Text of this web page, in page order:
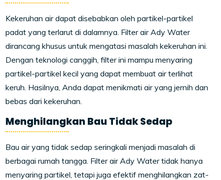
Kekeruhan air dapat disebabkan oleh partikel-partikel
padat yang terlarut di dalamnya. Filter air Ady Water
dirancang khusus untuk mengatasi masalah kekeruhan ini.
Dengan teknologi canggih, filter ini mampu menyaring
partikel-partikel kecil yang dapat membuat air terlihat
keruh. Hasilnya, Anda dapat menikmati air yang jernih dan
bebas dari kekeruhan.
Menghilangkan Bau Tidak Sedap
Bau air yang tidak sedap seringkali menjadi masalah di
berbagai rumah tangga. Filter air Ady Water tidak hanya
menyaring partikel, tetapi juga efektif menghilangkan zat-